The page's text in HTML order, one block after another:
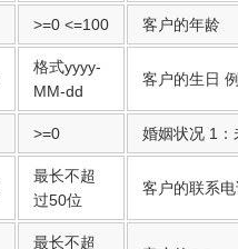
>=0 <=100 客户的年龄
格式yyyy-
MM-dd
客户的生日
>=0 婚姻状况 1：
最长不超
过50位
客户的联系
最长不超